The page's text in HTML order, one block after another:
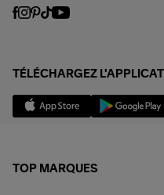
TÉLÉCHARGEZ
TOP MARQUES